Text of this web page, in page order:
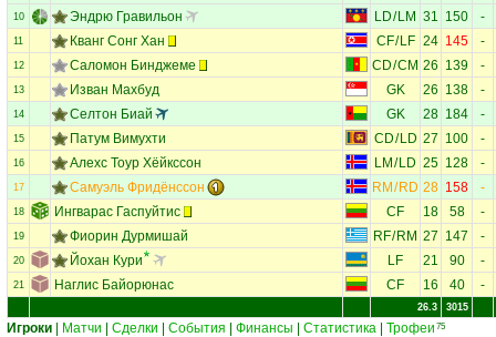
10 Эндрю Гравильон LD/ LM 31 150 -
11 Кванг Сонг Хан CF/LF 24 145 -
12 Саломон Бинджеме CD/CM 26 139 -
13 Изван Махбуд GK 26 138 -
14 Селтон Биай GK 28 184 -
15 Патум Вимухти CD/LD 27 100 -
16 Алехс Тоур Хёйкссон LM / LD 25 128 -
17 Самуэль Фридёнссон RM / RD 28 158 -
18 Ингварас Гаспуйтис CF 18 58 -
19 Фиорин Дурмишaй RF/ RM 27 147 -
20 Йохан Кури LF 21 90 -
21 Наглис Байорюнас CF 16 40 -
26.3 3015
Игроки Матчи Сделки События Финансы Статистика Трофеи 75